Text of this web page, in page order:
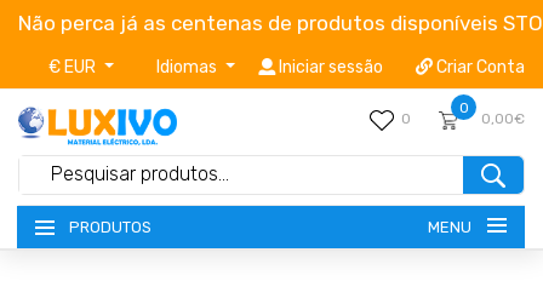
Não perca já as centenas de produtos disponíveis
€ EUR Idiomas Iniciar sessão Criar Conta
0
0
0,00€
PRODUTOS MENU